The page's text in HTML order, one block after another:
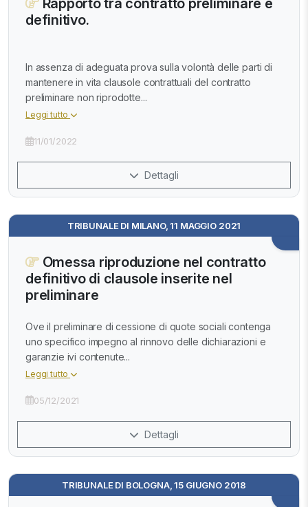
Rapporto tra contratto preliminare e
definitivo.
In assenza di adeguata prova sulla volontà delle parti di
mantenere in vita clausole contrattuali del contratto
preliminare non riprodotte...
Leggi tutto
11/01/2022
Dettagli
TRIBUNALE DI MILANO, 11 MAGGIO 2021
Omessa riproduzione nel contratto
definitivo di clausole inserite nel
preliminare
Ove il preliminare di cessione di quote sociali contenga
uno specifico impegno al rinnovo delle dichiarazioni e
garanzie ivi contenute...
Leggi tutto
05/12/2021
Dettagli
TRIBUNALE DI BOLOGNA, 15 GIUGNO 2018